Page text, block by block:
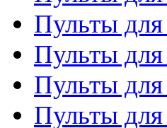
Пульты
Пульты для
Пульты
Пульты